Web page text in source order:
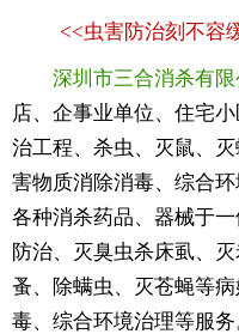
<<虫害防治刻不容
深圳市三合消杀有限
店、企事业单位、住宅
治工程、杀虫、灭鼠、
害物质消除消毒、综合
各种消杀药品、器械于
防治、灭臭虫杀床虱、
蚤、除螨虫、灭苍蝇等
毒、综合环境治理等服务